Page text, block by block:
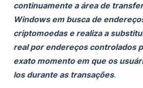
continuamente a área de
Windows em busca de
criptomoedas e realiza a
real por endereços controlados
exato momento em que os
los durante as transações.